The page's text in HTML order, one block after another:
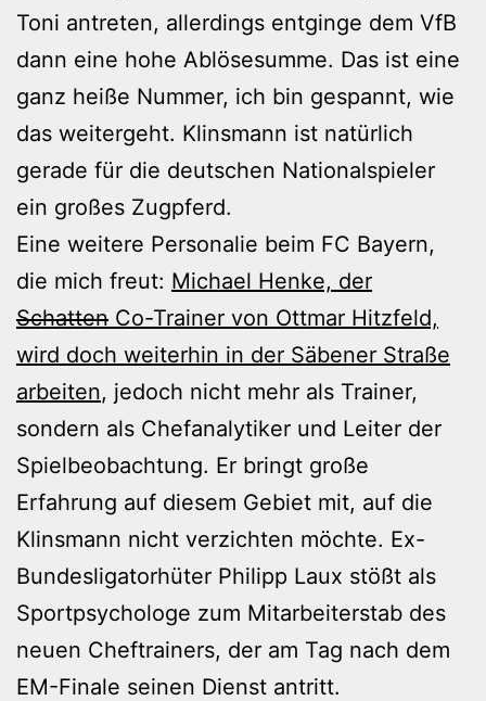
Toni antreten, allerdings entginge dem VfB
dann eine hohe Ablösesumme. Das ist eine
ganz heiße Nummer, ich bin gespannt, wie
das weitergeht. Klinsmann ist natürlich
gerade für die deutschen Nationalspieler
ein großes Zugpferd.
Eine weitere Personalie beim FC Bayern,
die mich freut: Michael Henke, der
Schatten Co-Trainer von Ottmar Hitzfeld,
wird doch weiterhin in der Säbener Straße
arbeiten, jedoch nicht mehr als Trainer,
sondern als Chefanalytiker und Leiter der
Spielbeobachtung. Er bringt große
Erfahrung auf diesem Gebiet mit, auf die
Klinsmann nicht verzichten möchte. Ex-
Bundesligatorhüter Philipp Laux stößt als
Sportpsychologe zum Mitarbeiterstab des
neuen Cheftrainers, der am Tag nach dem
EM-Finale seinen Dienst antritt.